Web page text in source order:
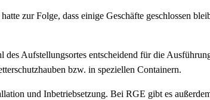
zur Folge, dass einige Geschäfte geschlossen
Aufstellungsortes entscheidend für die
bzw. in speziellen Containern.
und Inbetriebsetzung. Bei RGE gibt es